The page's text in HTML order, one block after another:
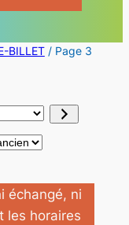
BILLET/ Page 3
échangé, ni
les horaires